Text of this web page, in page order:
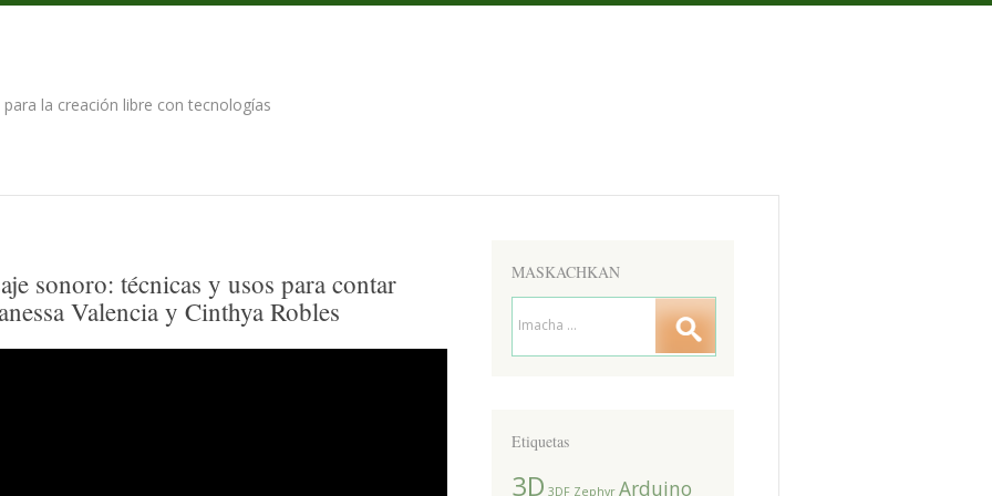
la creación libre con tecnologías
sonoro: técnicas y usos para contar
Valencia y Cinthya Robles
MASKACHKAN
Etiquetas
3D 3DF Zephyr Arduino